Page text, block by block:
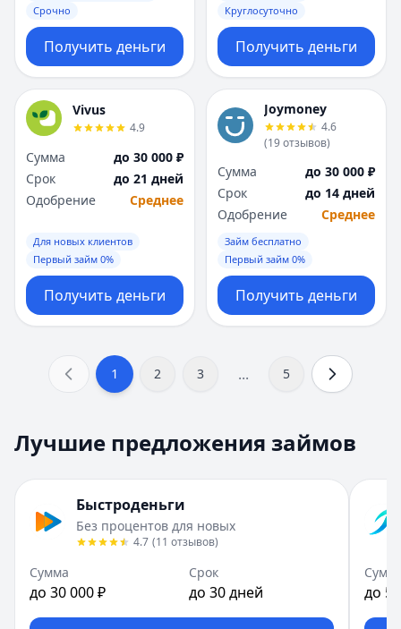
Срочно
Получить деньги
Круглосуточно
Получить деньги
Vivus
4.9
Сумма
до 30 000 ₽
Срок
до 21 дней
Одобрение
Среднее
Для новых клиентов
Первый займ 0%
Получить деньги
Joymoney
4.6
(19отзывов)
Сумма
до 30 000 ₽
Срок
до 14 дней
Одобрение
Среднее
Займ бесплатно
Первый займ 0%
Получить деньги
1 2 3 ... 5
Лучшие предложения займов
Быстроденьги
Без процентов для новых
4.7 (11 отзывов)
Сумма
до 30 000 ₽
Срок
до 30 дней до